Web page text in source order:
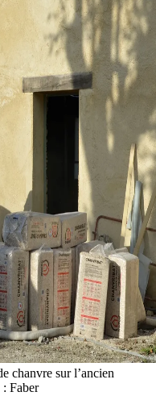
chanvre sur l’ancien
Faber